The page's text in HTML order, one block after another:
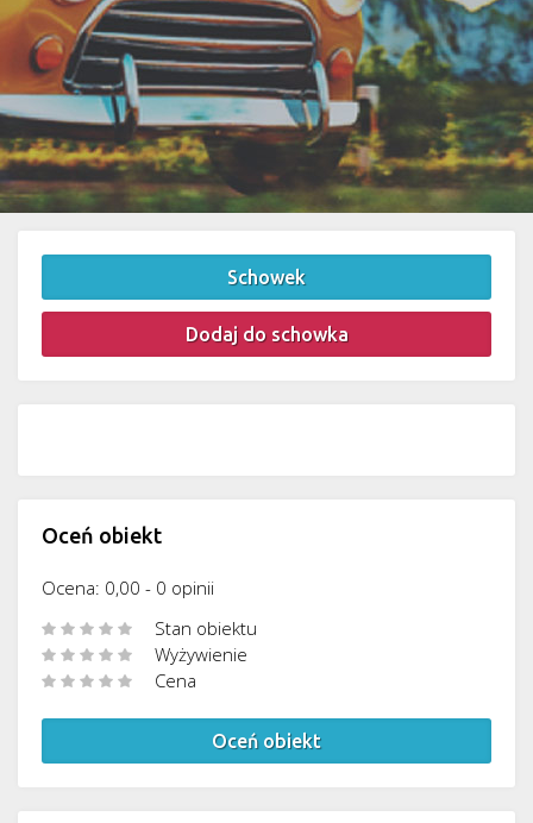
Schowek
Dodaj do schowka
Oceń obiekt
Ocena: 0,00 - 0 opinii
Stan obiektu
Wyżywienie
Cena
Oceń obiekt